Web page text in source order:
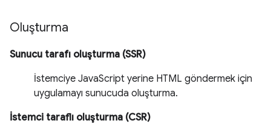
Oluşturma
Sunucu tarafı oluşturma (SSR)
İstemciye JavaScript yerine HTML göndermek için
uygulamayı sunucuda oluşturma.
İstemci taraflı oluşturma (CSR)